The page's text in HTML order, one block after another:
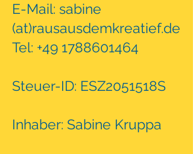
E-Mail: sabine
(at)rausausdemkreatief.de
Tel: +49 1788601464
Steuer-ID: ESZ2051518S
Inhaber: Sabine Kruppa